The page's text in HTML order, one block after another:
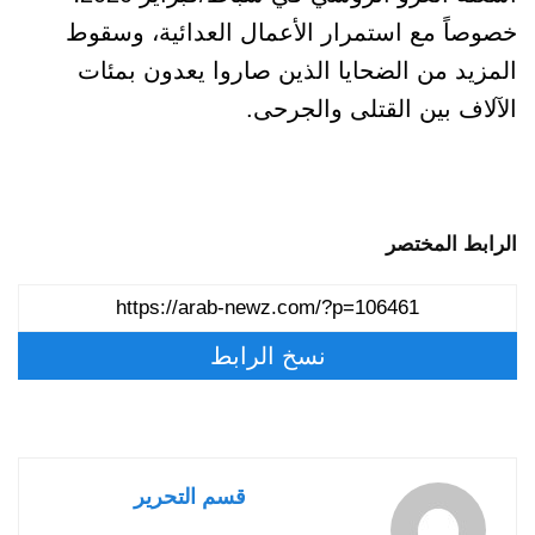
خصوصاً مع استمرار الأعمال العدائية، وسقوط
المزيد من الضحايا الذين صاروا يعدون بمئات
الآلاف بين القتلى والجرحى.
الرابط المختصر
نسخ الرابط
قسم التحرير